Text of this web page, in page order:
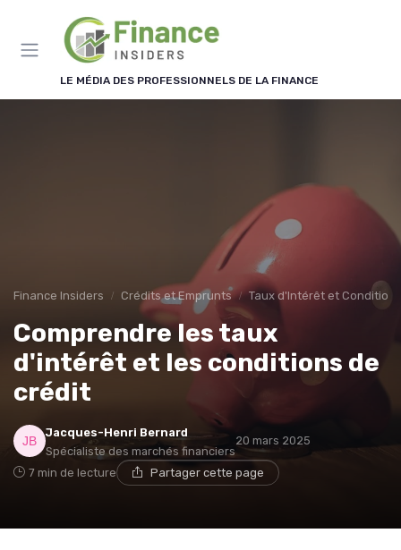
LE MÉDIA DES PROFESSIONNELS DE LA FINANCE
Finance Insiders Crédits et Emprunts Taux d'Intérêt et
Comprendre les taux
d'intérêt et les conditions de
crédit
Jacques-Henri Bernard
Spécialiste des marchés financiers
20 mars 2025
7 min de lecture Partager cette page